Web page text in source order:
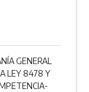
GENERAL
LEY 8478 Y